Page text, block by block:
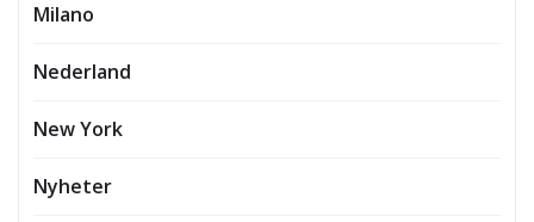
Milano
Nederland
New York
Nyheter